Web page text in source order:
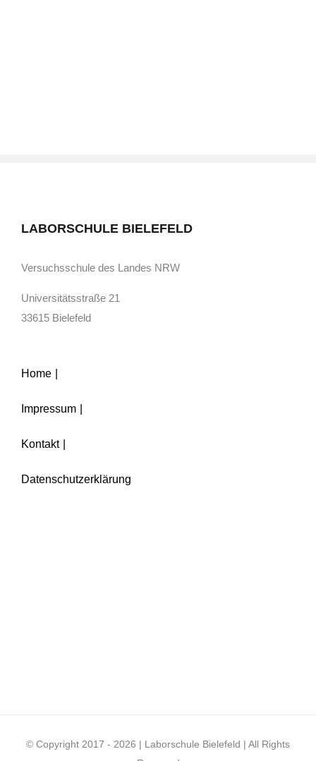
LABORSCHULE BIELEFELD
Versuchsschule des Landes NRW
Universitätsstraße 21
33615 Bielefeld
Home
Impressum
Kontakt
Datenschutzerklärung
© Copyright 2017 - 2026 | Laborschule Bielefeld | All Rights